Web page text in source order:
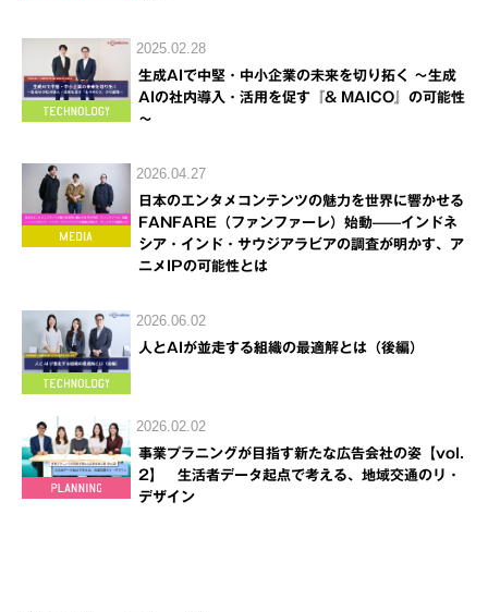
2025.02.28
生成AIで中堅・中小企業の未来を切り拓く ～生成
AIの社内導入・活用を促す『& MAICO』の可能性
～
2026.04.27
日本のエンタメコンテンツの魅力を世界に響かせる
FANFARE（ファンファーレ）始動——インドネ
シア・インド・サウジアラビアの調査が明かす、ア
ニメIPの可能性とは
2026.06.02
人とAIが並走する組織の最適解とは（後編）
2026.02.02
事業プラニングが目指す新たな広告会社の姿【vol.
2】 生活者データ起点で考える、地域交通のリ・
デザイン